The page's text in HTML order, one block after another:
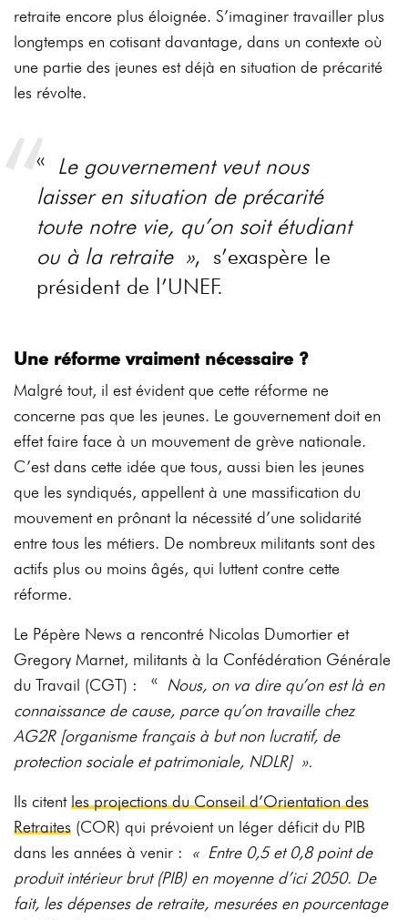
retraite encore plus éloignée. S’imaginer travailler plus
longtemps en cotisant davantage, dans un contexte où
une partie des jeunes est déjà en situation de précarité
les révolte.
« Le gouvernement veut nous
laisser en situation de précarité
toute notre vie, qu’on soit étudiant
ou à la retraite », s’exaspère le
président de l’UNEF.
Une réforme vraiment nécessaire ?
Malgré tout, il est évident que cette réforme ne
concerne pas que les jeunes. Le gouvernement doit en
effet faire face à un mouvement de grève nationale.
C’est dans cette idée que tous, aussi bien les jeunes
que les syndiqués, appellent à une massification du
mouvement en prônant la nécessité d’une solidarité
entre tous les métiers. De nombreux militants sont des
actifs plus ou moins âgés, qui luttent contre cette
réforme.
Le Pépère News a rencontré Nicolas Dumortier et
Gregory Marnet, militants à la Confédération Générale
du Travail (CGT) : « Nous, on va dire qu’on est là en
connaissance de cause, parce qu’on travaille chez
AG2R [organisme français à but non lucratif, de
protection sociale et patrimoniale, NDLR] ».
Ils citentles projections du Conseil d’Orientation des
Retraites (COR) qui prévoient un léger déficit du PIB
dans les années à venir : « Entre 0,5 et 0,8 point de
produit intérieur brut (PIB) en moyenne d’ici 2050. De
fait, les dépenses de retraite, mesurées en pourcentage